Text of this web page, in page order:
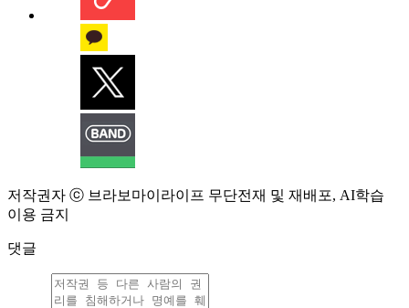
저작권자 ⓒ 브라보마이라이프 무단전재 및 재배포, AI학습
이용 금지
댓글